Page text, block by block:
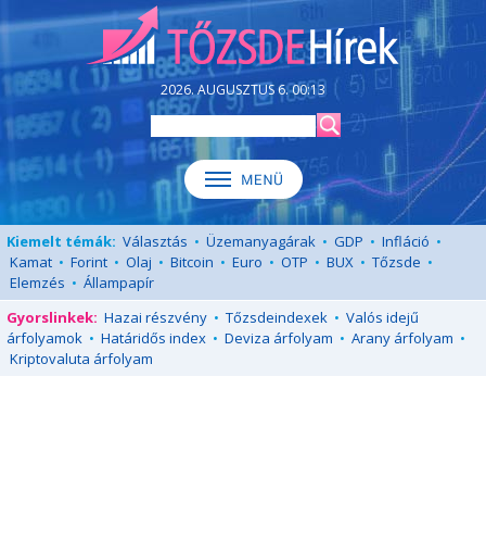
2026. AUGUSZTUS 6. 00:13
Kiemelt témák: Választás • Üzemanyagárak • GDP • Infláció •
Kamat • Forint • Olaj • Bitcoin • Euro • OTP • BUX • Tőzsde •
Elemzés • Állampapír
Gyorslinkek: Hazai részvény • Tőzsdeindexek • Valós idejű
árfolyamok • Határidős index • Deviza árfolyam • Arany árfolyam •
Kriptovaluta árfolyam